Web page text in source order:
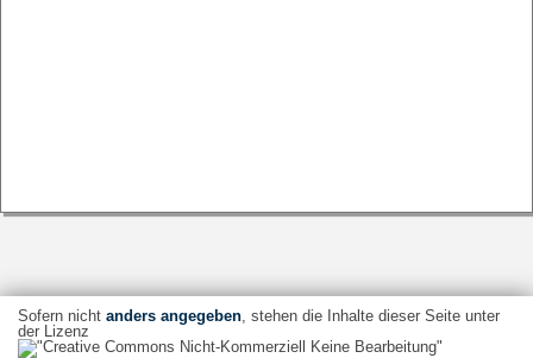
Sofern nicht anders angegeben, stehen die Inhalte dieser Seite unter
der Lizenz